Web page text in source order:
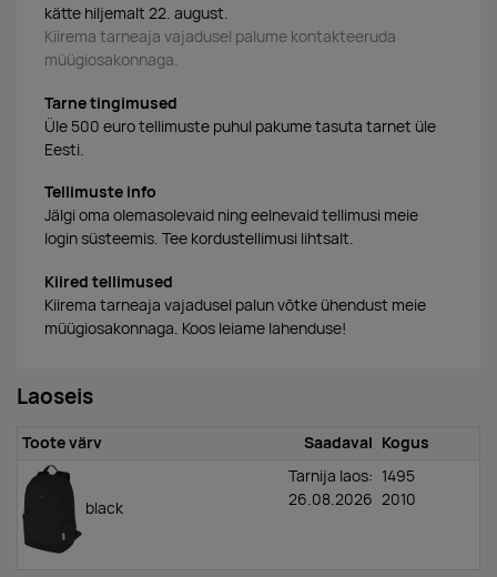
kätte hiljemalt 22. august.
Kiirema tarneaja vajadusel palume kontakteeruda
müügiosakonnaga.
Tarne tingimused
Üle 500 euro tellimuste puhul pakume tasuta tarnet üle
Eesti.
Tellimuste info
Jälgi oma olemasolevaid ning eelnevaid tellimusi meie
login süsteemis. Tee kordustellimusi lihtsalt.
Kiired tellimused
Kiirema tarneaja vajadusel palun võtke ühendust meie
müügiosakonnaga. Koos leiame lahenduse!
Laoseis
Toote värv Saadaval Kogus
black
Tarnija laos:
26.08.2026
1495
2010